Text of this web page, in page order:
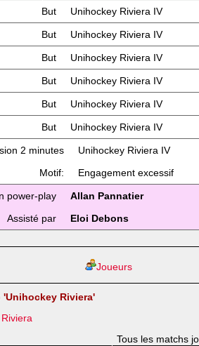
But Unihockey Riviera IV
But Unihockey Riviera IV
But Unihockey Riviera IV
But Unihockey Riviera IV
But Unihockey Riviera IV
But Unihockey Riviera IV
2 minutes
Unihockey Riviera IV
Motif:
Engagement excessif
power-play
Allan Pannatier
Assisté par
Eloi Debons
Joueurs
Riviera'
Tous les matchs